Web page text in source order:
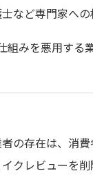
など専門家への
みを悪用する
存在は、消
クレビューを